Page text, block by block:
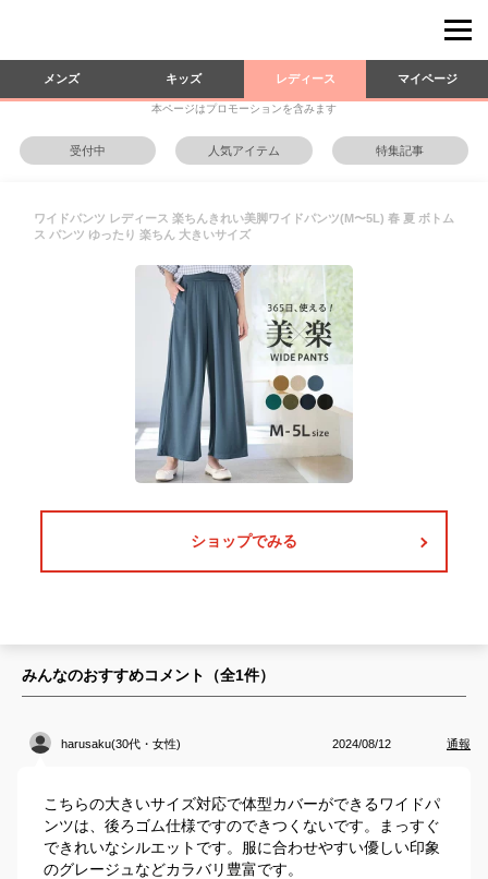
メンズ キッズ レディース マイページ
本ページはプロモーションを含みます
受付中 人気アイテム 特集記事
ワイドパンツ レディース 楽ちんきれい美脚ワイドパンツ(M〜5L) 春 夏 ボトム
ス パンツ ゆったり 楽ちん 大きいサイズ
ショップでみる
みんなのおすすめコメント（全1件）
harusaku(30代・女性) 2024/08/12 通報
こちらの大きいサイズ対応で体型カバーができるワイドパ
ンツは、後ろゴム仕様ですのできつくないです。まっすぐ
できれいなシルエットです。服に合わせやすい優しい印象
のグレージュなどカラバリ豊富です。